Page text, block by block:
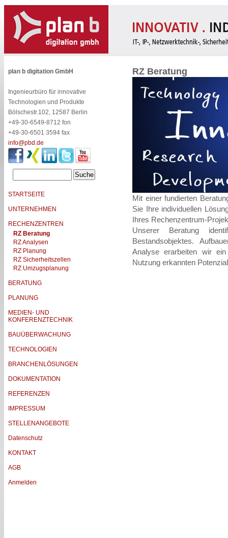
plan b digitation GmbH
Ingenieurbüro für innovative
Technologien und Produkte
Bölschestr.102, 12587 Berlin
+49-30-6549-8712 fon
+49-30-6501 3594 fax
info@pbd.de
STARTSEITE
UNTERNEHMEN
RECHENZENTREN
RZ Beratung
RZ Analysen
RZ Planung
RZ Sicherheitszellen
RZ Umzugsplanung
BERATUNG
PLANUNG
MEDIEN- UND
KONFERENZTECHNIK
BAUÜBERWACHUNG
TECHNOLOGIEN
BRANCHENLÖSUNGEN
DOKUMENTATION
REFERENZEN
IMPRESSUM
STELLENANGEBOTE
Datenschutz
KONTAKT
AGB
Anmelden
RZ Beratung
Mit einer fundierten
Sie Ihre individuellen
Ihres Rechenzentrum-
Unserer Beratung
Bestandsobjektes.
Analyse erarbeiten wir
Nutzung erkannten